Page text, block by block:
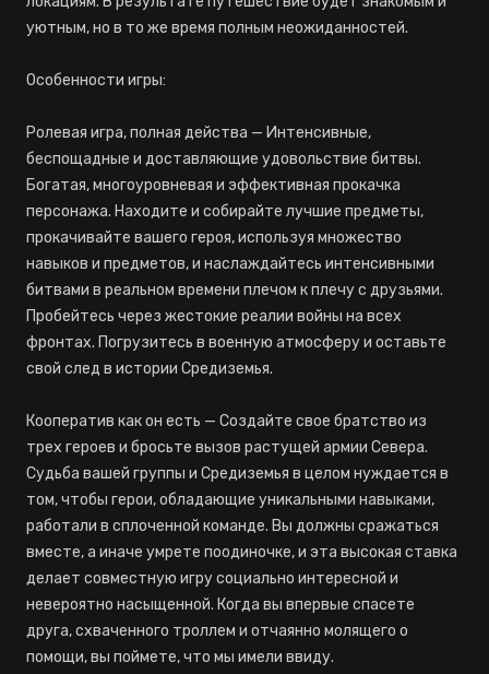
уютным, но в то же время полным неожиданностей.
Особенности игры:
Ролевая игра, полная действа — Интенсивные,
беспощадные и доставляющие удовольствие битвы.
Богатая, многоуровневая и эффективная прокачка
персонажа. Находите и собирайте лучшие предметы,
прокачивайте вашего героя, используя множество
навыков и предметов, и наслаждайтесь интенсивными
битвами в реальном времени плечом к плечу с друзьями.
Пробейтесь через жестокие реалии войны на всех
фронтах. Погрузитесь в военную атмосферу и оставьте
свой след в истории Средиземья.
Кооператив как он есть — Создайте свое братство из
трех героев и бросьте вызов растущей армии Севера.
Судьба вашей группы и Средиземья в целом нуждается в
том, чтобы герои, обладающие уникальными навыками,
работали в сплоченной команде. Вы должны сражаться
вместе, а иначе умрете поодиночке, и эта высокая ставка
делает совместную игру социально интересной и
невероятно насыщенной. Когда вы впервые спасете
друга, схваченного троллем и отчаянно молящего о
помощи, вы поймете, что мы имели ввиду.